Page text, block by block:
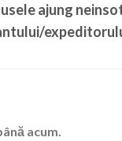
ajung
acum.